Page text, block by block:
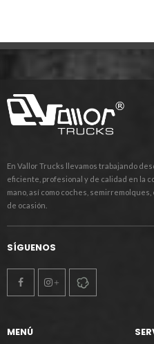
En Vallor Trucks llevamos trabajando
eficiente, profesional y de calidad en la
mano, así como coches,
de ocasión.
SÍGUENOS
MENÚ